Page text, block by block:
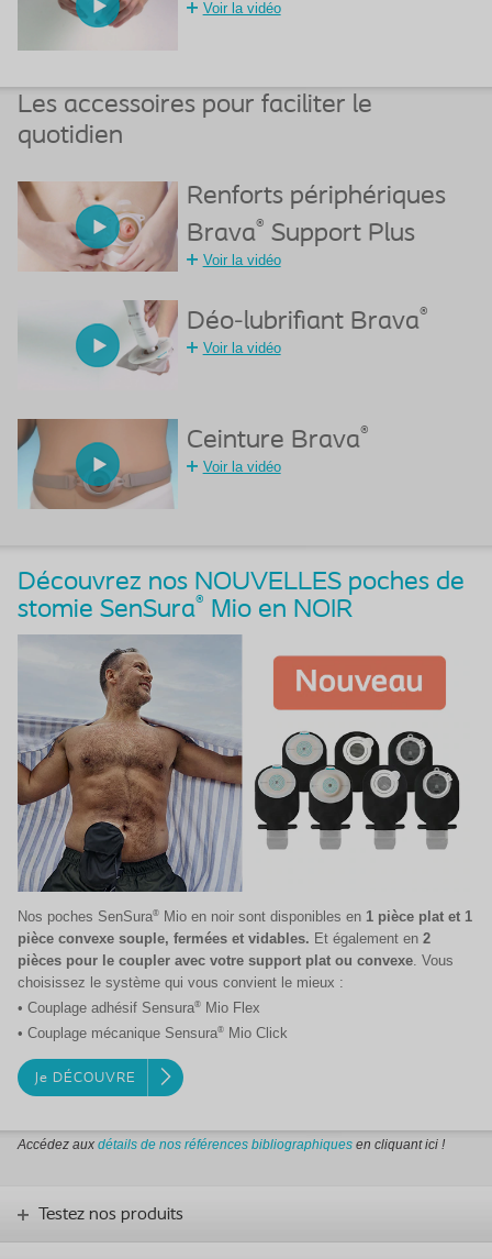
Voir la vidéo
Les accessoires pour faciliter le
quotidien
Renforts périphériques
Brava® Support Plus
Voir la vidéo
Déo-lubrifiant Brava®
Voir la vidéo
Ceinture Brava®
Voir la vidéo
Découvrez nos NOUVELLES poches de
stomie SenSura® Mio en NOIR
Nos poches SenSura® Mio en noir sont disponibles en 1 pièce plat et 1
pièce convexe souple, fermées et vidables. Et également en 2
pièces pour le coupler avec votre support plat ou convexe . Vous
choisissez le système qui vous convient le mieux :
• Couplage adhésif Sensura®
Mio Flex
• Couplage mécanique Sensura® Mio Click
Je DÉCOUVRE
Accédez aux détails de nos références bibliographiques en cliquant ici !
Testez nos produits